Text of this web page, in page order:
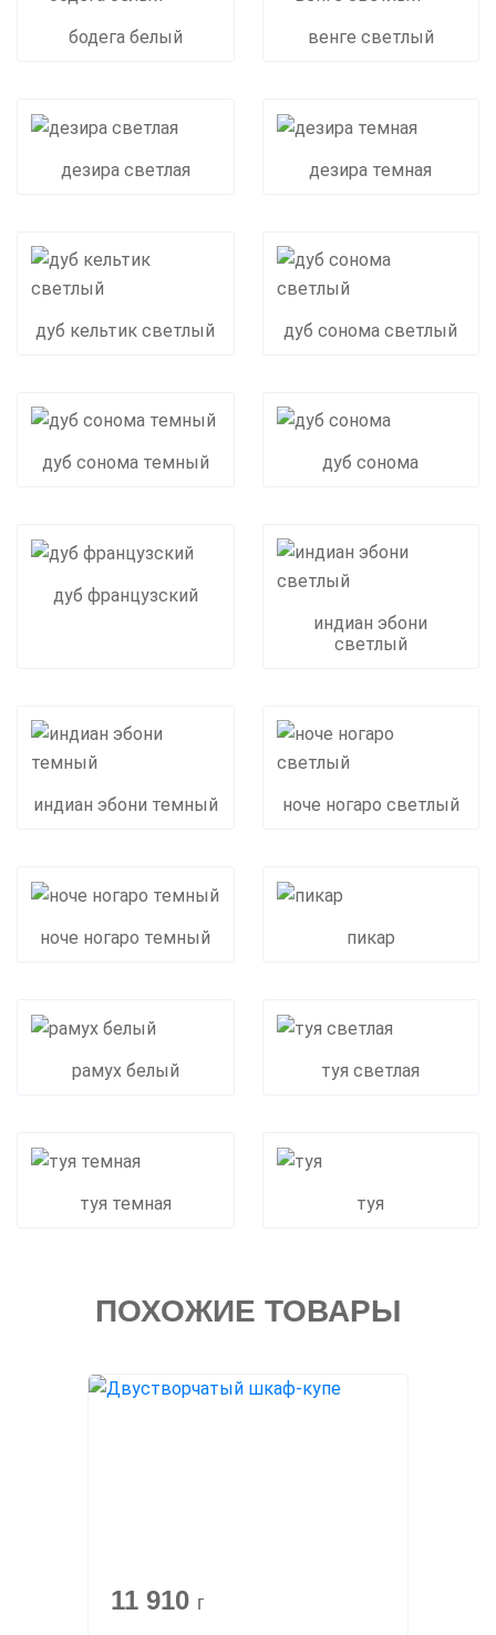
бодега белый венге светлый
дезира светлая дезира темная
дуб кельтик светлый дуб сонома светлый
дуб сонома темный дуб сонома
дуб французский
индиан эбони
светлый
индиан эбони темный ноче ногаро светлый
ноче ногаро темный пикар
рамух белый туя светлая
туя темная туя
ПОХОЖИЕ ТОВАРЫ
11 910 г